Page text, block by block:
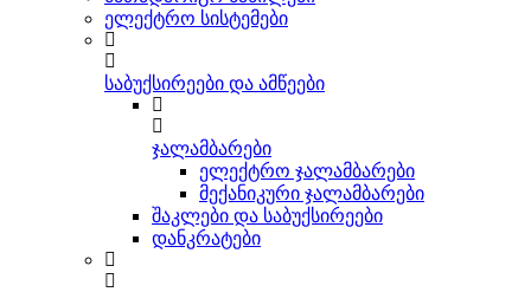
ელექტრო სისტემები
საბუქსირეები და ამწეები
ჯალამბარები
ელექტრო ჯალამბარები
მექანიკური ჯალამბარები
შაკლები და საბუქსირეები
დანკრატები